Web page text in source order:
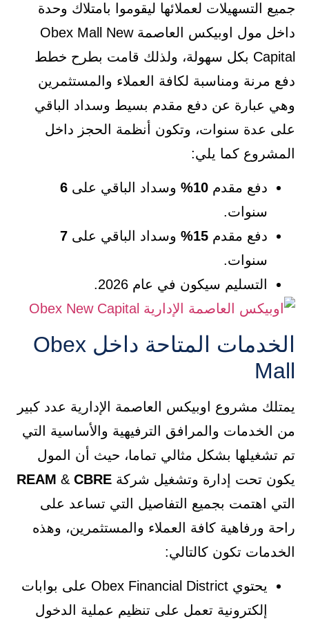
جميع التسهيلات لعملائها ليقوموا بامتلاك وحدة
داخل مول اوبيكس العاصمة Obex Mall New
Capital بكل سهولة، ولذلك قامت بطرح خطط
دفع مرنة ومناسبة لكافة العملاء والمستثمرين
وهي عبارة عن دفع مقدم بسيط وسداد الباقي
على عدة سنوات، وتكون أنظمة الحجز داخل
المشروع كما يلي:
دفع مقدم 10% وسداد الباقي على 6
سنوات.
دفع مقدم 15% وسداد الباقي على 7
سنوات.
التسليم سيكون في عام 2026.
الخدمات المتاحة داخل Obex
Mall
يمتلك مشروع اوبيكس العاصمة الإدارية عدد كبير
من الخدمات والمرافق الترفيهية والأساسية التي
تم تشغيلها بشكل مثالي تماما، حيث أن المول
يكون تحت إدارة وتشغيل شركة
REAM & CBRE
التي اهتمت بجميع التفاصيل التي تساعد على
راحة ورفاهية كافة العملاء والمستثمرين، وهذه
الخدمات تكون كالتالي:
يحتوي Obex Financial District على بوابات
إلكترونية تعمل على تنظيم عملية الدخول